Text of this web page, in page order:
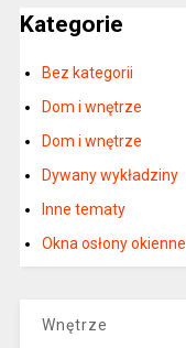
Kategorie
Bez kategorii
Dom i wnętrze
Dom i wnętrze
Dywany wykładziny
Inne tematy
Okna osłony okienne
Wnętrze